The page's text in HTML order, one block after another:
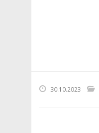
30.10.2023